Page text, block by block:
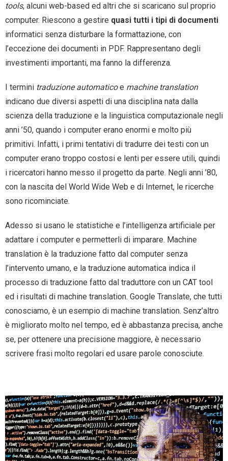
tools, alcuni web-based ed altri che si scaricano sul proprio
computer. Riescono a gestire quasi tutti i tipi di documenti
informatici senza disturbare la formattazione, con
l’eccezione dei documenti in PDF. Rappresentano degli
investimenti importanti, ma fanno la differenza.
I termini traduzione automaticoe machine translation
indicano due diversi aspetti di una disciplina nata dalla
scienza della traduzione e la linguistica computazionale negli
anni ’50, quando i computer erano enormi e molto più
primitivi. Infatti, i primi tentativi di tradurre dei testi con un
computer erano troppo costosi e lenti per essere utili, quindi
i ricercatori hanno messo il progetto da parte. Negli anni ’80,
con la nascita del World Wide Web e di Internet, le ricerche
sono ricominciate.
Adesso si usano le statistiche e l’intelligenza artificiale per
adattare i computer e permetterli di imparare. Machine
translation è la traduzione fatto dal computer senza
l’intervento umano, e la traduzione automatica indica il
processo di traduzione fatto dal traduttore con un CAT tool
ed i risultati di machine translation. Google Translate, che tutti
conosciamo, è un esempio di machine translation. Senz’altro
è migliorato molto nel tempo, ed è abbastanza precisa, anche
se, per ottenere una precisione maggiore, è necessario
scrivere frasi molto regolari ed usare parole conosciute.